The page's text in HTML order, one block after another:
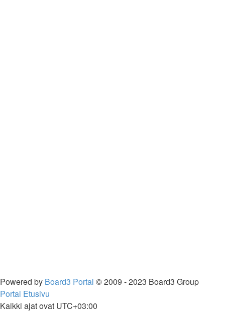
Powered by Board3 Portal © 2009 - 2023 Board3 Group
Portal Etusivu
Kaikki ajat ovat UTC+03:00